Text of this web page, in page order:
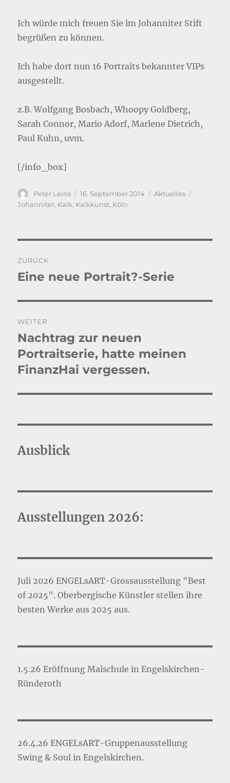
Ich würde mich freuen Sie im Johanniter Stift
begrüßen zu können.
Ich habe dort nun 16 Portraits bekannter VIPs
ausgestellt.
z.B. Wolfgang Bosbach, Whoopy Goldberg,
Sarah Connor, Mario Adorf, Marlene Dietrich,
Paul Kuhn, uvm.
[/info_box]
Autor
Peter Leins
Veröffentlicht
am
16. September 2014 Kategorien
Aktuelles
Johanniter, Kalk, Kalkkunst, Köln
ZURÜCK
Vorheriger
Eine neue Portrait?-Serie
WEITER
Nächster
Beitrag:
Nachtrag zur neuen
Portraitserie, hatte meinen
FinanzHai vergessen.
Ausblick
Ausstellungen 2026:
Juli 2026 ENGELsART-Grossausstellung "Best
of 2025". Oberbergische Künstler stellen ihre
besten Werke aus 2025 aus.
1.5.26 Eröffnung Malschule in Engelskirchen-
Ründeroth
26.4.26 ENGELsART-Gruppenausstellung
Swing & Soul in Engelskirchen.